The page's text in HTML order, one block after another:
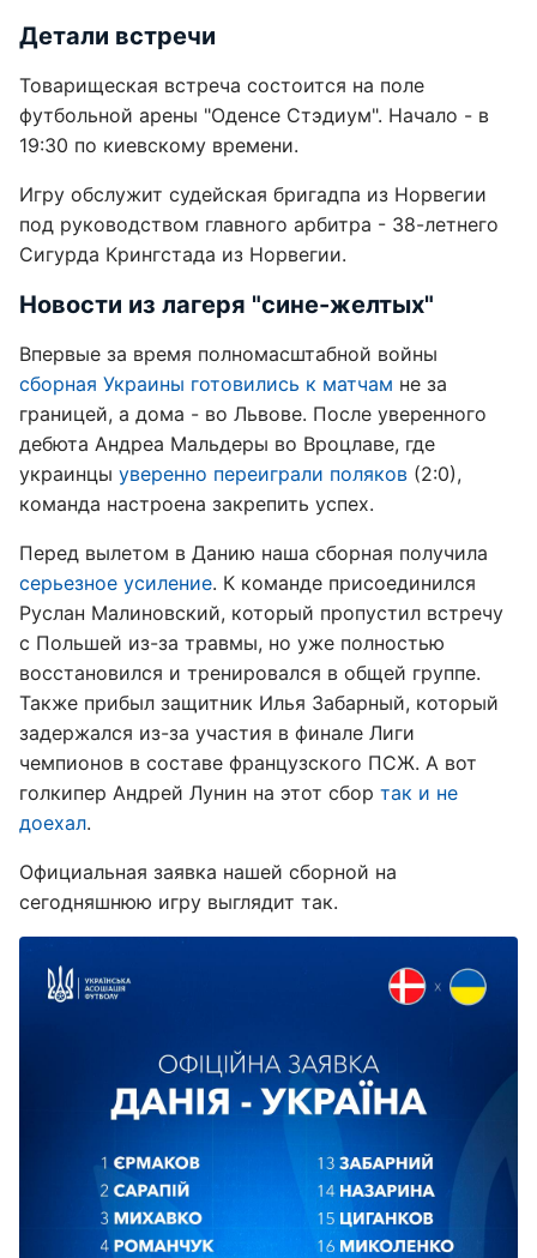
Детали встречи
Товарищеская встреча состоится на поле
футбольной арены "Оденсе Стэдиум". Начало - в
19:30 по киевскому времени.
Игру обслужит судейская бригадпа из Норвегии
под руководством главного арбитра - 38-летнего
Сигурда Крингстада из Норвегии.
Новости из лагеря "сине-желтых"
Впервые за время полномасштабной войны
сборная Украины готовились к матчам не за
границей, а дома - во Львове. После уверенного
дебюта Андреа Мальдеры во Вроцлаве, где
украинцы уверенно переиграли поляков (2:0),
команда настроена закрепить успех.
Перед вылетом в Данию наша сборная получила
серьезное усиление. К команде присоединился
Руслан Малиновский, который пропустил встречу
с Польшей из-за травмы, но уже полностью
восстановился и тренировался в общей группе.
Также прибыл защитник Илья Забарный, который
задержался из-за участия в финале Лиги
чемпионов в составе французского ПСЖ. А вот
голкипер Андрей Лунин на этот сбор так и не
доехал.
Официальная заявка нашей сборной на
сегодняшнюю игру выглядит так.